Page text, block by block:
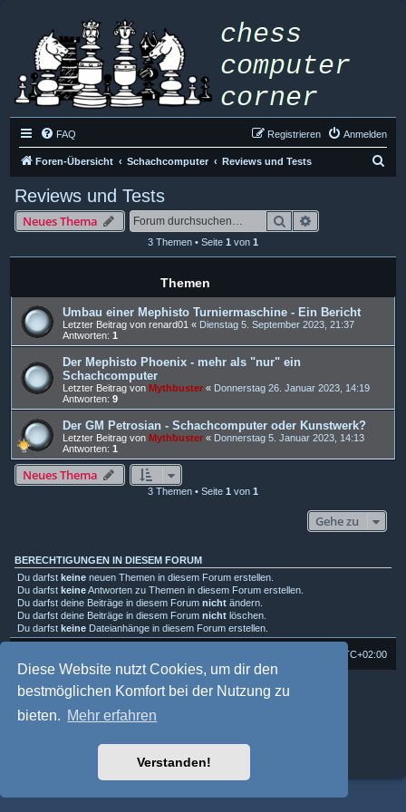
Diese Website nutzt Cookies, um dir den
bestmöglichen Komfort bei der Nutzung zu
bieten. Mehr erfahren
Verstanden!
FAQ Anmelden
Registrieren
Foren-Übersicht Schachcomputer Reviews und Tests
Reviews und Tests
Neues Thema Suche
3 Themen • Seite 1 von 1
Themen
Umbau einer Mephisto Turniermaschine - Ein Bericht
Letzter Beitrag von renard01 « Dienstag 5. September 2023, 21:37
Antworten: 1
Der Mephisto Phoenix - mehr als "nur" ein
Schachcomputer
Letzter Beitrag von Mythbuster « Donnerstag 26. Januar 2023, 14:19
Antworten: 9
Der GM Petrosian - Schachcomputer oder Kunstwerk?
Letzter Beitrag von Mythbuster « Donnerstag 5. Januar 2023, 14:13
Antworten: 1
Neues Thema
3 Themen • Seite 1 von 1
Gehe zu
BERECHTIGUNGEN IN DIESEM FORUM
Du darfst keine neuen Themen in diesem Forum erstellen.
Du darfst keineAntworten zu Themen in diesem Forum erstellen.
Du darfst deine Beiträge in diesem Forum nicht ändern.
Du darfst deine Beiträge in diesem Forum nicht löschen.
Du darfst keine Dateianhänge in diesem Forum erstellen.
UTC+02:00
Powered byphpBB ® Forum Software © phpBB Limited
Style: Multi Design by Joyce&Luna
Datenschutz|Nutzungsbedingungen